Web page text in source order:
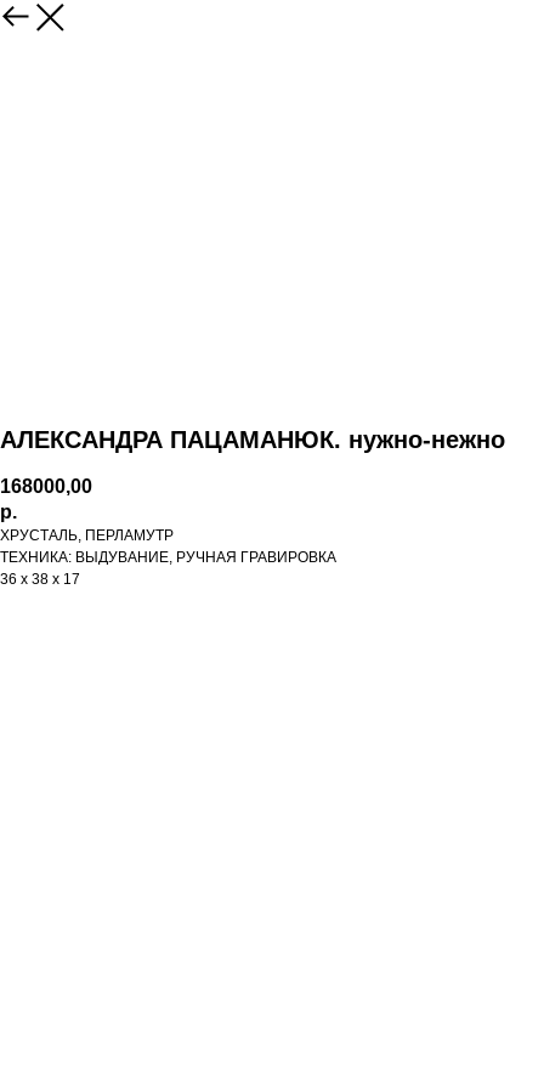
АЛЕКСАНДРА ПАЦАМАНЮК. нужно-нежно
168000,00
р.
ХРУСТАЛЬ, ПЕРЛАМУТР
ТЕХНИКА: ВЫДУВАНИЕ, РУЧНАЯ ГРАВИРОВКА
36 х 38 х 17